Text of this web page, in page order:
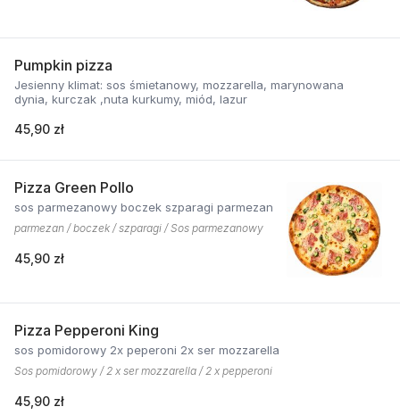
Pumpkin pizza
Jesienny klimat: sos śmietanowy, mozzarella, marynowana
dynia, kurczak ,nuta kurkumy, miód, lazur
45,90 zł
Pizza Green Pollo
sos parmezanowy boczek szparagi parmezan
parmezan / boczek / szparagi / Sos parmezanowy
45,90 zł
Pizza Pepperoni King
sos pomidorowy 2x peperoni 2x ser mozzarella
Sos pomidorowy / 2 x ser mozzarella / 2 x pepperoni
45,90 zł